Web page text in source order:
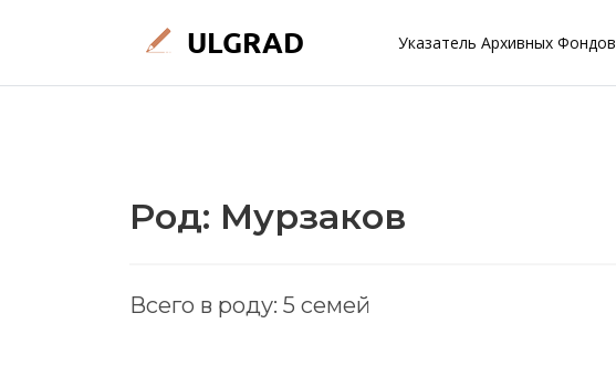
Указатель Архивных Фондов
Род: Мурзаков
Всего в роду: 5 семей